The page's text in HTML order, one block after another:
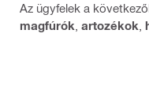
Az ügyfelek a
magfúrók artozékok